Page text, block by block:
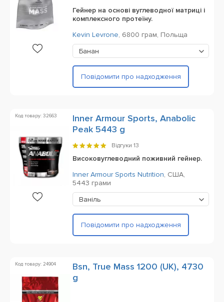
Гейнер на основі вуглеводної матриці і
комплексного протеїну.
Kevin Levrone, 6800 грам, Польща
Банан
Повідомити про надходження
Код товару: 32663
Inner Armour Sports, Anabolic
Peak 5443 g
Відгуки 13
Високовуглеводний поживний гейнер.
Inner Armour Sports Nutrition, США,
5443 грами
Ваніль
Повідомити про надходження
Код товару: 24904
Bsn, True Mass 1200 (UK), 4730
g